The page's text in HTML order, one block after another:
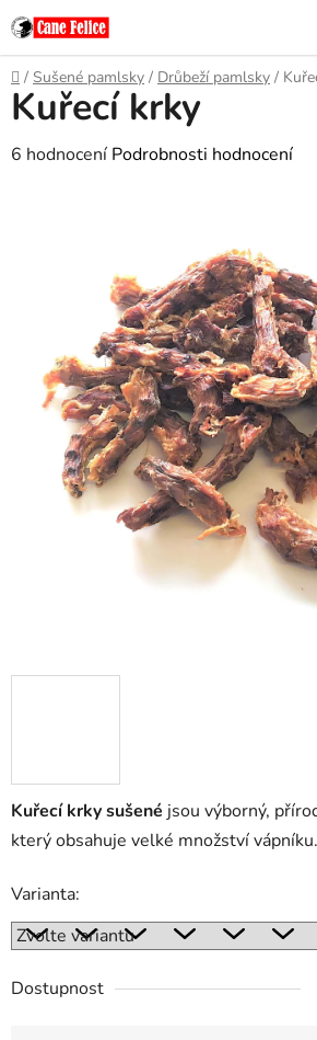
Přejít
na
obsah
Domů
/ Sušené pamlsky / Drůbeží pamlsky /
Kuřecí krky sušené jsou výborný,
který obsahuje velké množství vápníku.
Varianta:
Dostupnost
Kuřecí krky
Průměrné
hvězdiček.
6 hodnocení Podrobnosti hodnocení